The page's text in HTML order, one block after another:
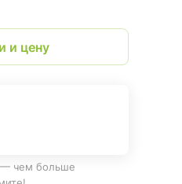
и цену
— чем больше